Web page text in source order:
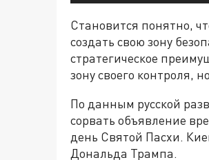
Становится понятно,
создать свою зону
стратегическое
зону своего контроля,
По данным русской
сорвать объявление
день Святой Пасхи.
Дональда Трампа.